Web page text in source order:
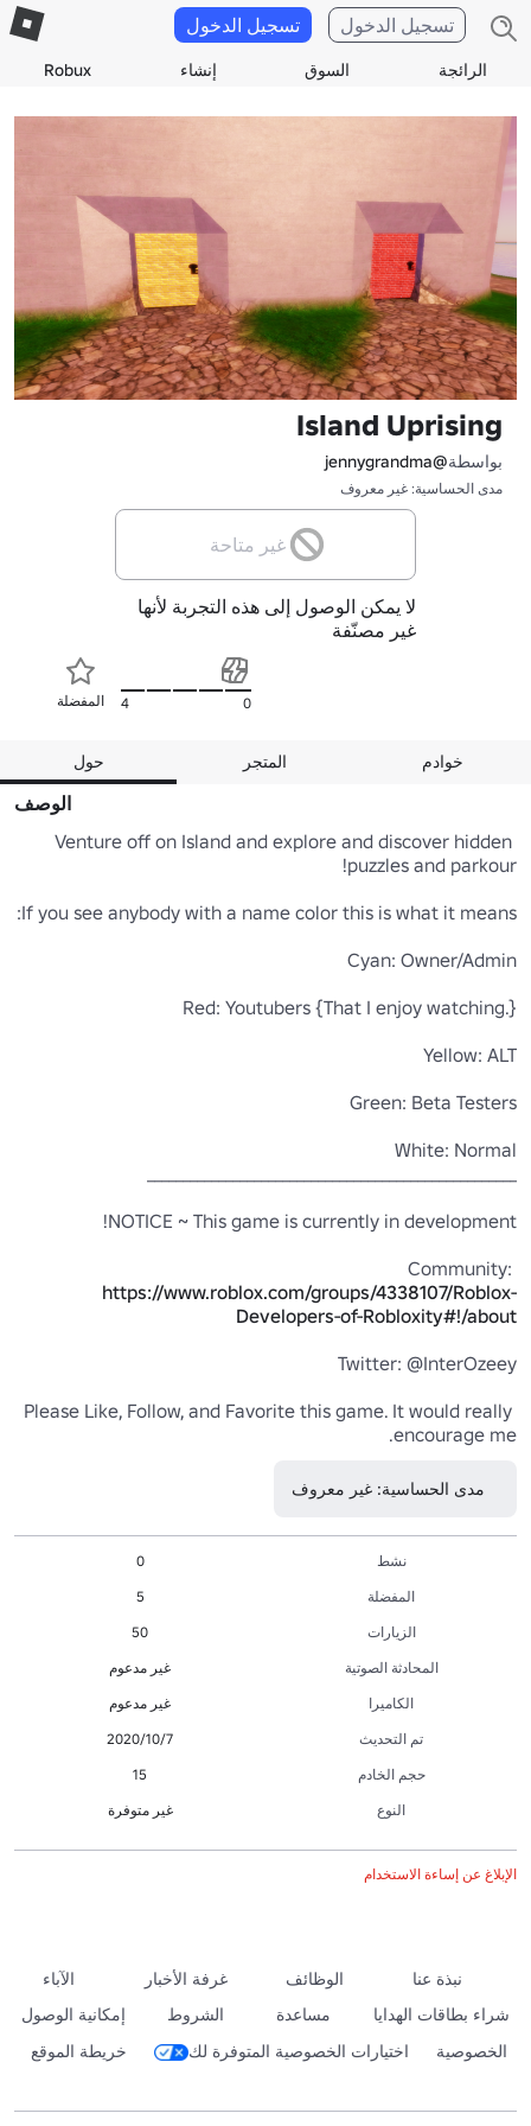
الرائجة السوق إنشاء Robux
تسجيل الدخول تسجيل الدخول
Island Uprising
بواسطة@jennygrandma
مدى الحساسية: غير معروف
غير متاحة
لا يمكن الوصول إلى هذه التجربة لأنها
غير مصنّفة
المفضلة 4 0
حول المتجر خوادم
الوصف
Venture off on Island and explore and discover hidden
https://www.roblox.com/groups/4338107/Roblox-
Developers-of-Robloxity#!/about
Please Like, Follow, and Favorite this game. It would really
encourage me.
مدى الحساسية: غير معروف
نشط
0
المفضلة
5
الزيارات
50
المحادثة الصوتية
غير مدعوم
الكاميرا
غير مدعوم
تم التحديث
7‏/10‏/2020
حجم الخادم
15
النوع
غير متوفرة
الإبلاغ عن إساءة الاستخدام
نبذة عنا الوظائف غرفة الأخبار
الآباء
شراء بطاقات الهدايا
مساعدة الشروط
إمكانية الوصول
الخصوصية
اختيارات الخصوصية المتوفرة لك خريطة الموقع